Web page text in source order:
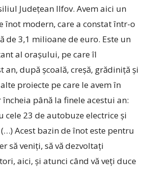
Județean Ilfov. Avem aici un
înot modern, care a constat într-o
de 3,1 milioane de euro. Este un
al orașului, pe care îl
an, după școală, creșă, grădiniță și
proiecte pe care le avem în
încheia până la finele acestui an:
23 de autobuze electrice și
Acest bazin de înot este pentru
să veniți, să vă dezvoltați
aici, și atunci când vă veți duce